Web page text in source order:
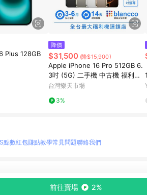
Plus 128GB
降價
$31,500 (降$15,900)
Apple iPhone 16 Pro 512GB 6.
3吋 (5G) 二手機 中古機 福利品
創宇通訊
台灣樂天市場
3%
前往賣場 2%
點數紅包賺點教學常見問題聯絡我們
依購物情報中的趨勢與風格做合作網路商家的延伸
與購物條件，一切資訊以合作廠商網頁為準。